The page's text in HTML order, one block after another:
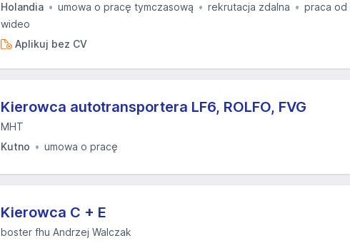
Holandia
umowa o pracę tymczasową rekrutacja zdalna
praca od
wideo
Aplikuj bez CV
Kierowca autotransportera LF6, ROLFO, FVG
MHT
Kutno
umowa o pracę
Kierowca C + E
boster fhu Andrzej Walczak